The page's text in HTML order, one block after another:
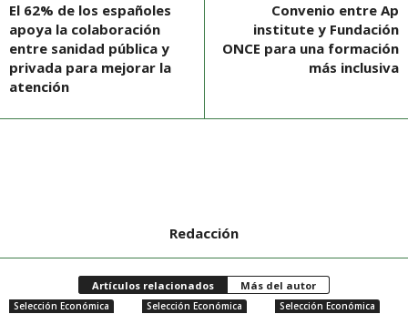
El 62% de los españoles
apoya la colaboración
entre sanidad pública y
privada para mejorar la
atención
Convenio entre Ap
institute y Fundación
ONCE para una formación
más inclusiva
Redacción
Artículos relacionados Más del autor
Selección Económica Selección Económica Selección Económica